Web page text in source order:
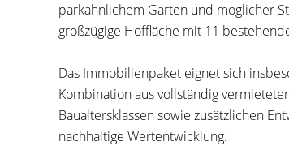
parkähnlichem Garten und möglicher
großzügige Hoffläche mit 11
Das Immobilienpaket eignet sich
Kombination aus vollständig
Baualtersklassen sowie zusätzlichen
nachhaltige Wertentwicklung.